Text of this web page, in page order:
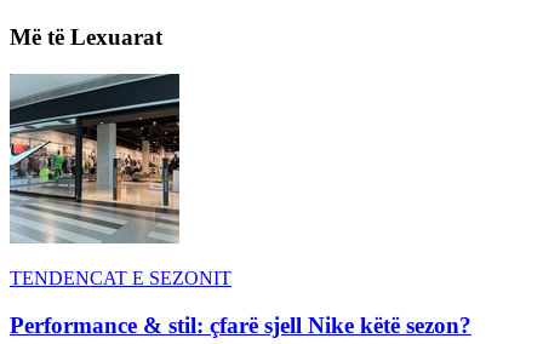
Më të Lexuarat
TENDENCAT E SEZONIT
Performance & stil: çfarë sjell Nike këtë sezon?